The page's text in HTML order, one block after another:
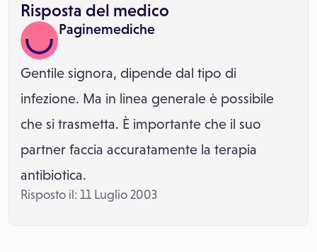
Risposta del medico
Paginemediche
Gentile signora, dipende dal tipo di
infezione. Ma in linea generale è possibile
che si trasmetta. È importante che il suo
partner faccia accuratamente la terapia
antibiotica.
Risposto il: 11 Luglio 2003